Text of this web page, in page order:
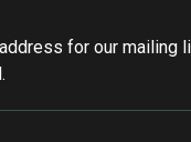
for our mailing